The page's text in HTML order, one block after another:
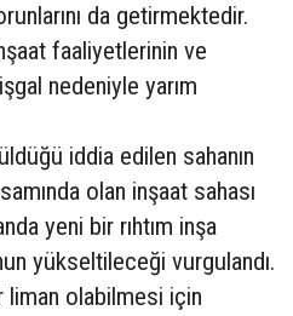
da getirmektedir.
faaliyetlerinin ve
nedeniyle yarım
iddia edilen sahanın
olan inşaat sahası
yeni bir rıhtım inşa
yükseltileceği vurgulandı.
liman olabilmesi için